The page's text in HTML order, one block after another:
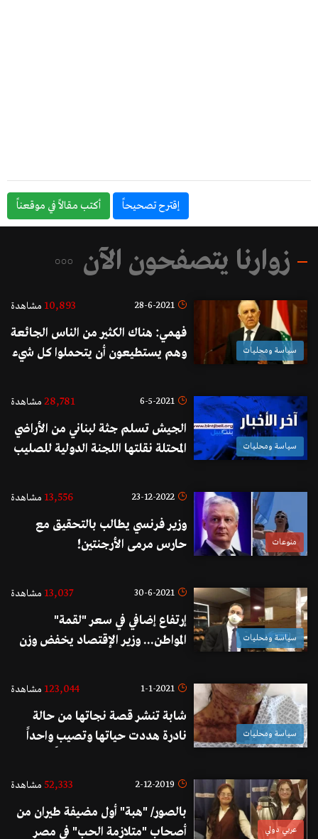
إقترح تصحيحاً أكتب مقالاً في موقعناً
زوارنا يتصفحون الآن
سياسة ومحليات
28-6-2021
10,893 مشاهدة
فهمي: هناك الكثير من الناس الجائعة
وهم يستطيعون أن يتحملوا كل شيء
سياسة ومحليات
6-5-2021
28,781 مشاهدة
الجيش تسلم جثة لبناني من الأراضي
المحتلة نقلتها اللجنة الدولية للصليب
منوعات
23-12-2022
13,556 مشاهدة
وزير فرنسي يطالب بالتحقيق مع
حارس مرمى الأرجنتين!
سياسة ومحليات
30-6-2021
13,037 مشاهدة
إرتفاع إضافي في سعر "لقمة"
المواطن... وزير الإقتصاد يخفض وزن
الى 3750 ليرة لبنانية!
سياسة ومحليات
1-1-2021
123,044 مشاهدة
شابة تنشر قصة نجاتها من حالة
نادرة هددت حياتها وتصيب واحداً
دواء تسبب لحالتها المعاناة!
عربي دولي
2-12-2019
52,333 مشاهدة
بالصور/ "هبة" أول مضيفة طيران من
أصحاب "متلازمة الحب" في مصر